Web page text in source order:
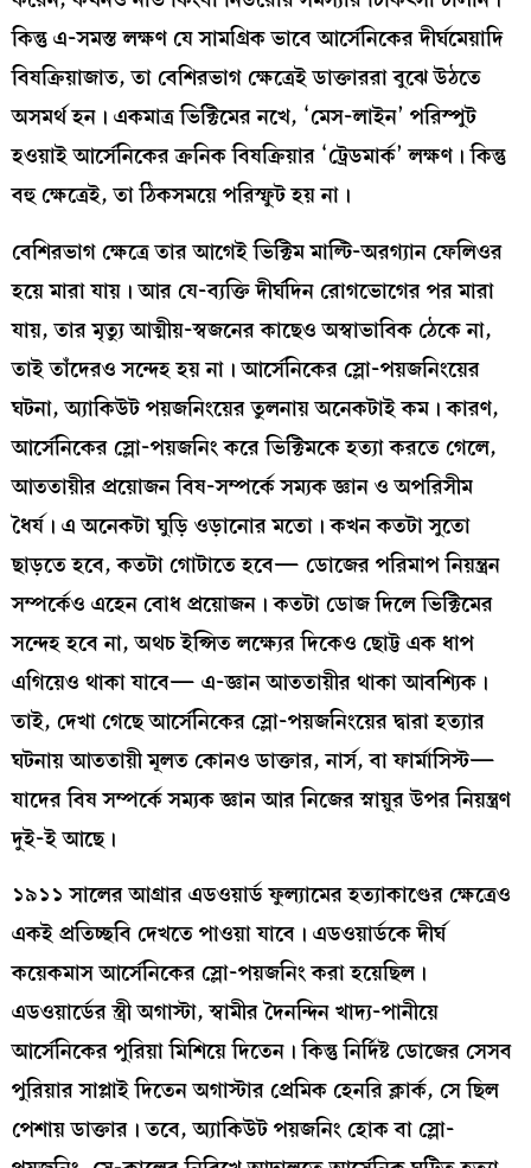
কিন্তু এ-সমস্ত লক্ষণ যে সামগ্রিক ভাবে আর্সেনিকের দীর্ঘমেয়াদি
বিষক্রিয়াজাত, তা বেশিরভাগ ক্ষেত্রেই ডাক্তাররা বুঝে উঠতে
অসমর্থ হন। একমাত্র ভিক্টিমের নখে, ‘মেস-লাইন’ পরিস্পুট
হওয়াই আর্সেনিকের ক্রনিক বিষক্রিয়ার ‘ট্রেডমার্ক’ লক্ষণ। কিন্তু
বহু ক্ষেত্রেই, তা ঠিকসময়ে পরিস্ফুট হয় না।
বেশিরভাগ ক্ষেত্রে তার আগেই ভিক্টিম মাল্টি-অরগ্যান ফেলিওর
হয়ে মারা যায়। আর যে-ব্যক্তি দীর্ঘদিন রোগভোগের পর মারা
যায়, তার মৃত্যু আত্মীয়-স্বজনের কাছেও অস্বাভাবিক ঠেকে না,
তাই তাঁদেরও সন্দেহ হয় না। আর্সেনিকের স্লো-পয়জনিংয়ের
ঘটনা, অ্যাকিউট পয়জনিংয়ের তুলনায় অনেকটাই কম। কারণ,
আর্সেনিকের স্লো-পয়জনিং করে ভিক্টিমকে হত্যা করতে গেলে,
আততায়ীর প্রয়োজন বিষ-সম্পর্কে সম্যক জ্ঞান ও অপরিসীম
ধৈর্য। এ অনেকটা ঘুড়ি ওড়ানোর মতো। কখন কতটা সুতো
ছাড়তে হবে, কতটা গোটাতে হবে— ডোজের পরিমাপ নিয়ন্ত্রন
সম্পর্কেও এহেন বোধ প্রয়োজন। কতটা ডোজ দিলে ভিক্টিমের
সন্দেহ হবে না, অথচ ইপ্সিত লক্ষ্যের দিকেও ছোট্ট এক ধাপ
এগিয়েও থাকা যাবে— এ-জ্ঞান আততায়ীর থাকা আবশ্যিক।
তাই, দেখা গেছে আর্সেনিকের স্লো-পয়জনিংয়ের দ্বারা হত্যার
ঘটনায় আততায়ী মূলত কোনও ডাক্তার, নার্স, বা ফার্মাসিস্ট—
যাদের বিষ সম্পর্কে সম্যক জ্ঞান আর নিজের স্নায়ুর উপর নিয়ন্ত্রণ
দুই-ই আছে।
১৯১১ সালের আগ্রার এডওয়ার্ড ফুল্যামের হত্যাকাণ্ডের ক্ষেত্রেও
একই প্রতিচ্ছবি দেখতে পাওয়া যাবে। এডওয়ার্ডকে দীর্ঘ
কয়েকমাস আর্সেনিকের স্লো-পয়জনিং করা হয়েছিল।
এডওয়ার্ডের স্ত্রী অগাস্টা, স্বামীর দৈনন্দিন খাদ্য-পানীয়ে
আর্সেনিকের পুরিয়া মিশিয়ে দিতেন। কিন্তু নির্দিষ্ট ডোজের সেসব
পুরিয়ার সাপ্লাই দিতেন অগাস্টার প্রেমিক হেনরি ক্লার্ক, সে ছিল
পেশায় ডাক্তার। তবে, অ্যাকিউট পয়জনিং হোক বা স্লো-